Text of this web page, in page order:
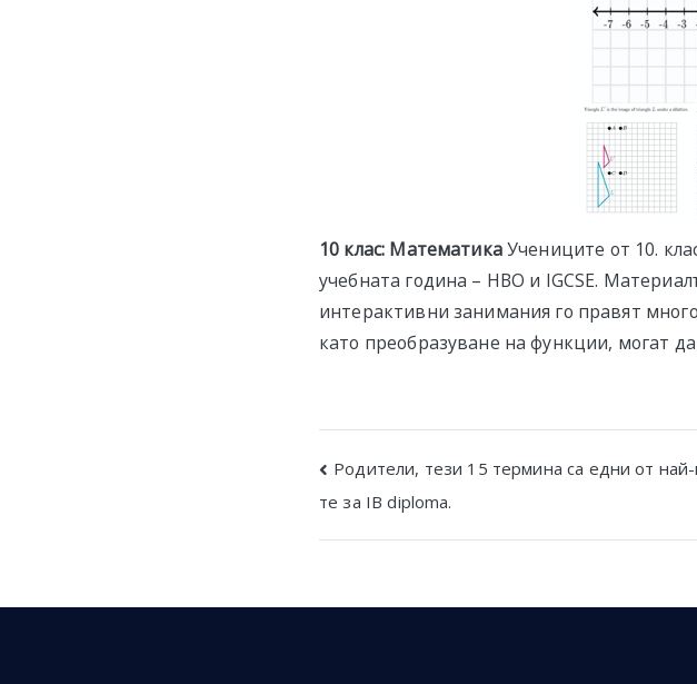
10 клас: МатематикаУчениците от 10.
учебната година – НВО и IGCSE.
интерактивни занимания го правят
като преобразуване на функции, могат
Post
navigation
Родители, тези 15 термина са едни от
те за IB diploma.